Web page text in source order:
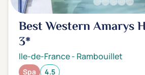
Best Western Amarys
3*
Ile-de-France- Rambouillet
Spa 4.5